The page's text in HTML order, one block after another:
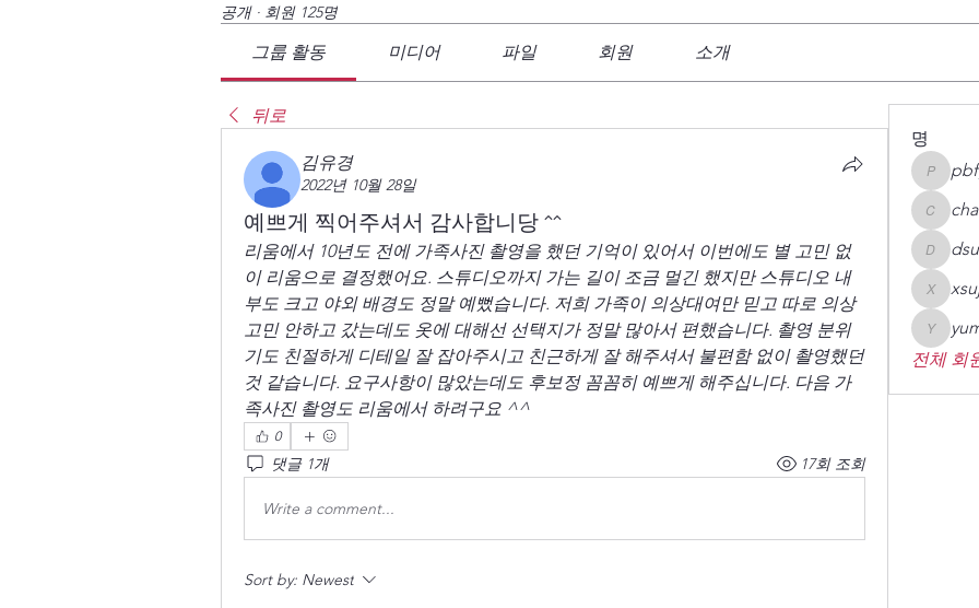
공개 · 회원 125명
그룹 활동 미디어 파일 회원 소개
뒤로
김유경
2022년 10월 28일
예쁘게 찍어주셔서 감사합니당 ^^
리움에서 10년도 전에 가족사진 촬영을 했던 기억이 있어서 이번에도 별 고민 없
이 리움으로 결정했어요. 스튜디오까지 가는 길이 조금 멀긴 했지만 스튜디오 내
부도 크고 야외 배경도 정말 예뻤습니다. 저희 가족이 의상대여만 믿고 따로 의상
고민 안하고 갔는데도 옷에 대해선 선택지가 정말 많아서 편했습니다. 촬영 분위
기도 친절하게 디테일 잘 잡아주시고 친근하게 잘 해주셔서 불편함 없이 촬영했던
것 같습니다. 요구사항이 많았는데도 후보정 꼼꼼히 예쁘게 해주십니다. 다음 가
족사진 촬영도 리움에서 하려구요 ^^
0
댓글 1개 17회 조회
Write a comment...
Sort by: Newest
명
pbfgsh
전체 회